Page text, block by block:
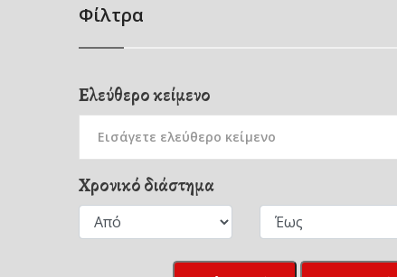
Φίλτρα
Ελεύθερο κείμενο
Χρονικό διάστημα